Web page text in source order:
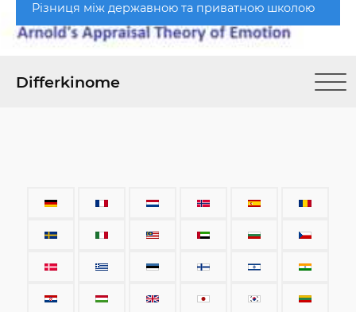
Різниця між державною та приватною школою
Differkinome